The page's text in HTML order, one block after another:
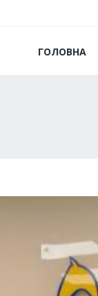
ГОЛОВНА